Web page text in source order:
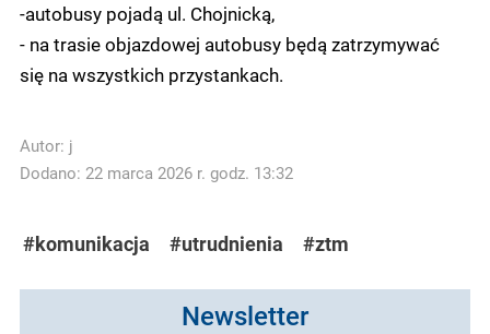
-autobusy pojadą ul. Chojnicką,
- na trasie objazdowej autobusy będą zatrzymywać
się na wszystkich przystankach.
Autor: j
Dodano: 22 marca 2026 r. godz. 13:32
#komunikacja #utrudnienia #ztm
Newsletter